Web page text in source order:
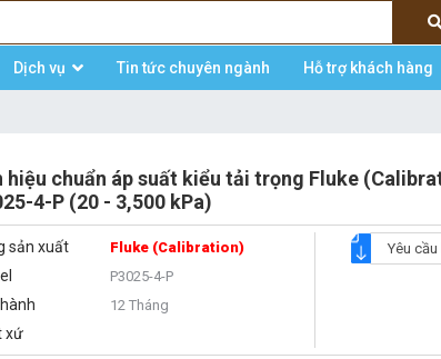
Dịch vụ Tin tức chuyên ngành Hỗ trợ khách hàng
hiệu chuẩn áp suất kiểu tải trọng Fluke
4-P (20 - 3,500 kPa)
sản xuất Fluke (Calibration)
P3025-4-P
12 Tháng
xứ
Yêu